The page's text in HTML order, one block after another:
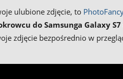
ulubione zdjęcie, to
do Samsunga Galaxy S7
zdjęcie bezpośrednio w